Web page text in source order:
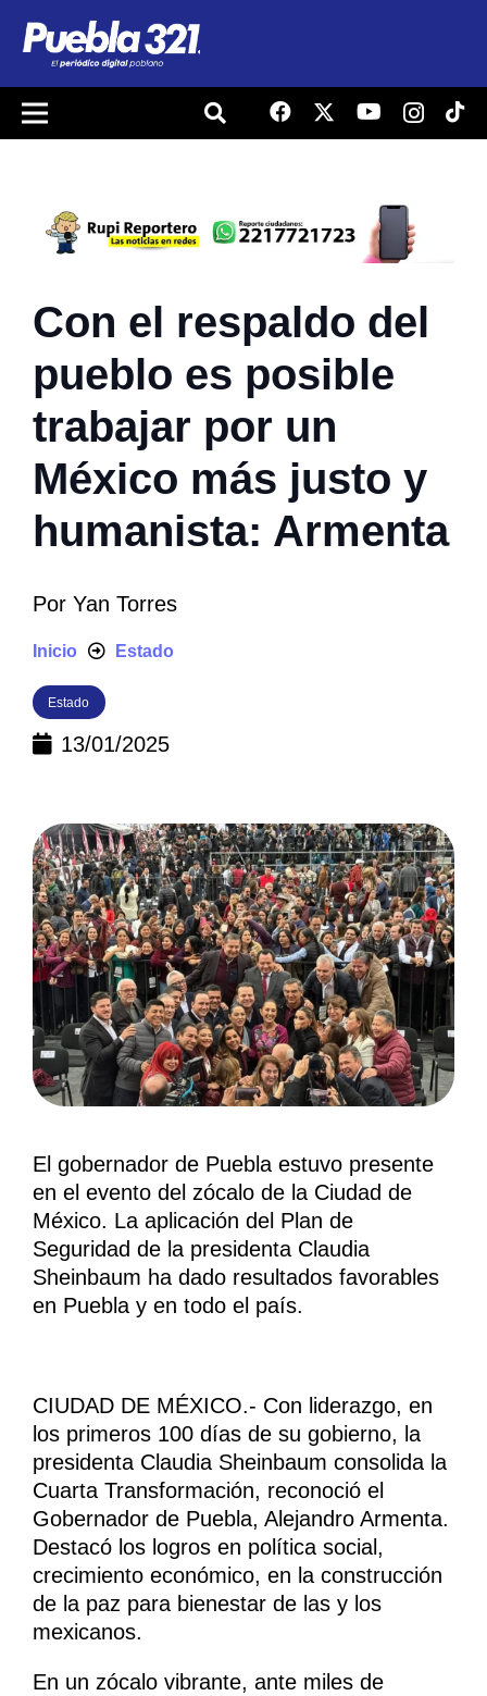
Con el respaldo del
pueblo es posible
trabajar por un
México más justo y
humanista: Armenta
Por Yan Torres
Inicio Estado
Estado
13/01/2025
El gobernador de Puebla estuvo presente
en el evento del zócalo de la Ciudad de
México. La aplicación del Plan de
Seguridad de la presidenta Claudia
Sheinbaum ha dado resultados favorables
en Puebla y en todo el país.
CIUDAD DE MÉXICO.- Con liderazgo, en
los primeros 100 días de su gobierno, la
presidenta Claudia Sheinbaum consolida la
Cuarta Transformación, reconoció el
Gobernador de Puebla, Alejandro Armenta.
Destacó los logros en política social,
crecimiento económico, en la construcción
de la paz para bienestar de las y los
mexicanos.
En un zócalo vibrante, ante miles de